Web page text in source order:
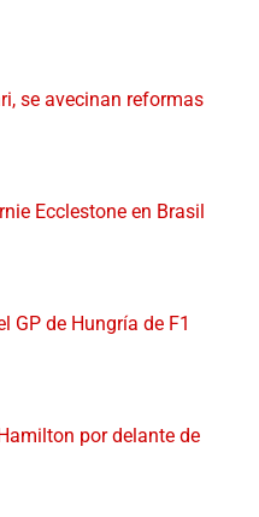
se avecinan reformas
Ecclestone en Brasil
GP de Hungría de F1
por delante de